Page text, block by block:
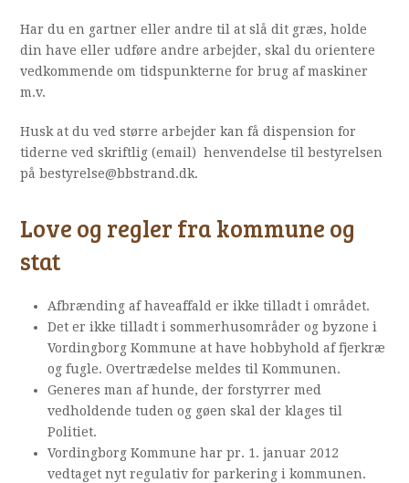
Har du en gartner eller andre til at slå dit græs, holde
din have eller udføre andre arbejder, skal du orientere
vedkommende om tidspunkterne for brug af maskiner
m.v.
Husk at du ved større arbejder kan få dispension for
tiderne ved skriftlig (email) henvendelse til bestyrelsen
på bestyrelse@bbstrand.dk.
Love og regler fra kommune og
stat
Afbrænding af haveaffald er ikke tilladt i området.
Det er ikke tilladt i sommerhusområder og byzone i
Vordingborg Kommune at have hobbyhold af fjerkræ
og fugle. Overtrædelse meldes til Kommunen.
Generes man af hunde, der forstyrrer med
vedholdende tuden og gøen skal der klages til
Politiet.
Vordingborg Kommune har pr. 1. januar 2012
vedtaget nyt regulativ for parkering i kommunen.